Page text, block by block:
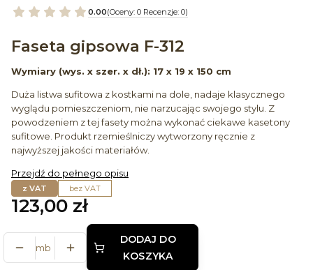
0.00(Oceny: 0 Recenzje: 0)
Faseta gipsowa F-312
Wymiary (wys. x szer. x dł.): 17 x 19 x 150 cm
Duża listwa sufitowa z kostkami na dole, nadaje klasycznego
wyglądu pomieszczeniom, nie narzucając swojego stylu. Z
powodzeniem z tej fasety można wykonać ciekawe kasetony
sufitowe. Produkt rzemieślniczy wytworzony ręcznie z
najwyższej jakości materiałów.
Przejdź do pełnego opisu
z VAT bez VAT
Cena
123,00 zł
mb
DODAJ DO
KOSZYKA